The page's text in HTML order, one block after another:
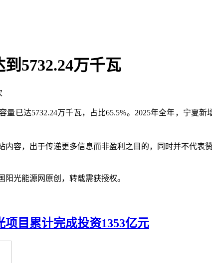
5732.24万千瓦
量已达5732.24万千瓦，占比65.5%。2025年全年，宁夏
内容，出于传递更多信息而非盈利之目的，同时并不代
光能源网原创，转载需获授权。
目累计完成投资1353亿元